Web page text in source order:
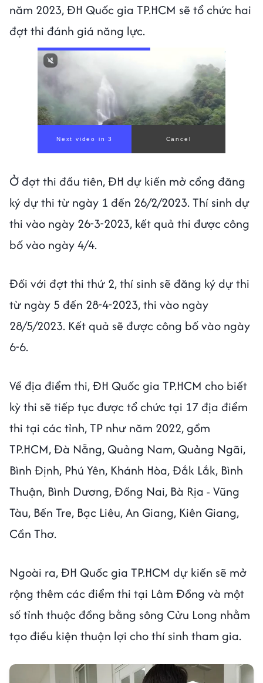
năm 2023, ĐH Quốc gia TP.HCM sẽ tổ chức hai
đợt thi đánh giá năng lực.
Next video in 1 Cancel
Ở đợt thi đầu tiên, ĐH dự kiến mở cổng đăng
ký dự thi từ ngày 1 đến 26/2/2023. Thí sinh dự
thi vào ngày 26-3-2023, kết quả thi được công
bố vào ngày 4/4.
Đối với đợt thi thứ 2, thí sinh sẽ đăng ký dự thi
từ ngày 5 đến 28-4-2023, thi vào ngày
28/5/2023. Kết quả sẽ được công bố vào ngày
6-6.
Về địa điểm thi, ĐH Quốc gia TP.HCM cho biết
kỳ thi sẽ tiếp tục được tổ chức tại 17 địa điểm
thi tại các tỉnh, TP như năm 2022, gồm
TP.HCM, Đà Nẵng, Quảng Nam, Quảng Ngãi,
Bình Định, Phú Yên, Khánh Hòa, Đắk Lắk, Bình
Thuận, Bình Dương, Đồng Nai, Bà Rịa - Vũng
Tàu, Bến Tre, Bạc Liêu, An Giang, Kiên Giang,
Cần Thơ.
Ngoài ra, ĐH Quốc gia TP.HCM dự kiến sẽ mở
rộng thêm các điểm thi tại Lâm Đồng và một
số tỉnh thuộc đồng bằng sông Cửu Long nhằm
tạo điều kiện thuận lợi cho thí sinh tham gia.